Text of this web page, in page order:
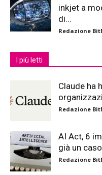
inkjet a
di...
Redazione
I più letti
Claude ha
Redazione
AI Act, 6
già un
Redazione